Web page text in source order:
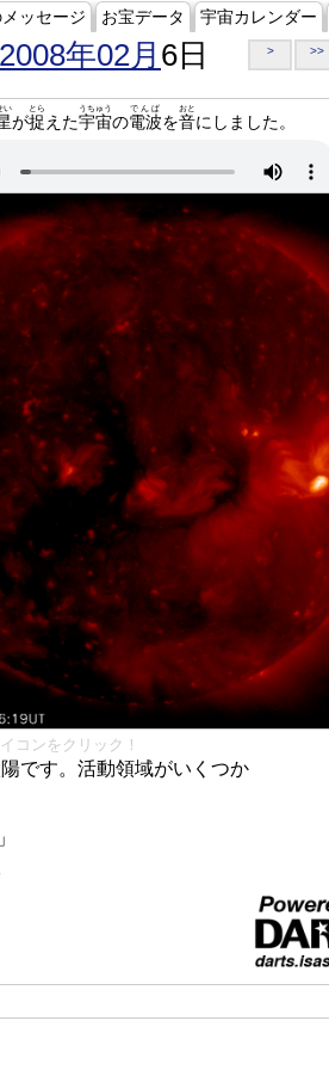
ッセージ お宝データ 宇宙カレンダー
2008年02月 6日 > >>
い
が捉
とら
えた宇宙
うちゅう
の電波
でんぱ
を音
おと
にしました。
コンをクリック！
です。活動領域がいくつか